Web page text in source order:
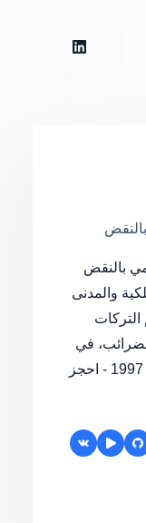
بالنقض
والمدنى
في
الزقازيق، حاصل على ليسانس الحقوق 1997 - احجز